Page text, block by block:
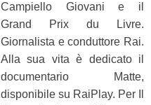
Campiello Giovani e il
Grand Prix du Livre.
Giornalista e conduttore Rai.
Alla sua vita è dedicato il
documentario Matte,
disponibile su RaiPlay. Per Il